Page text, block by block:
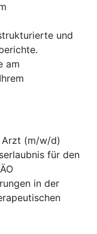
und
am
(m/w/d)
für den
in der